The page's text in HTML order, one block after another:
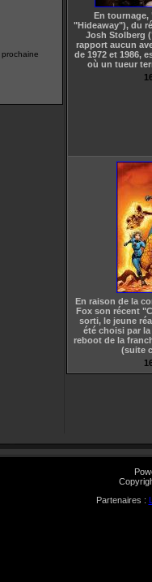
En tournage,
"Hideaway"), du
Josh Stolberg
rapport aucun
de 1972 et 1986,
où un tueur
En raison de la
Fox son récent
sorti, le jeune
été choisi par
reboot de la
(suite
Partenaires :